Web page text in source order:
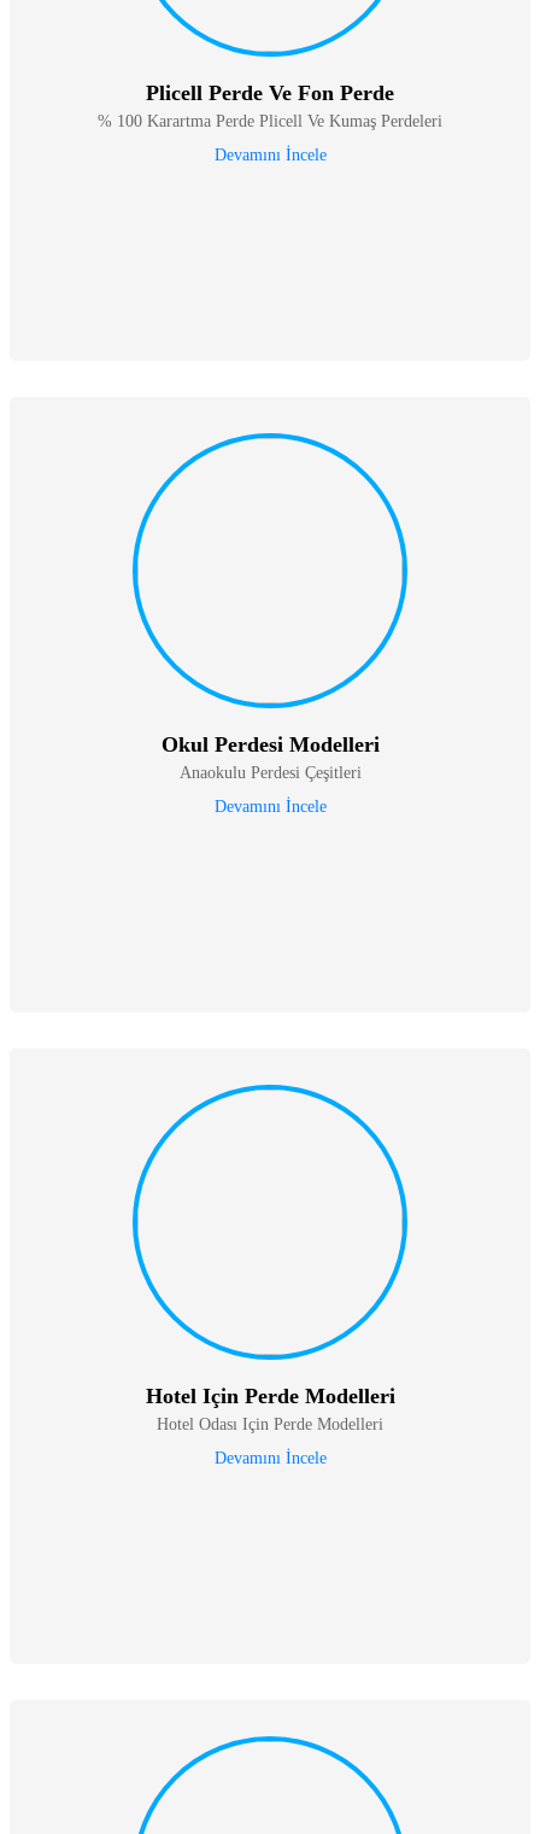
Plicell Perde Ve Fon Perde
% 100 Karartma Perde Plicell Ve Kumaş Perdeleri
Devamını İncele
Okul Perdesi Modelleri
Anaokulu Perdesi Çeşitleri
Devamını İncele
Hotel Için Perde Modelleri
Hotel Odası Için Perde Modelleri
Devamını İncele